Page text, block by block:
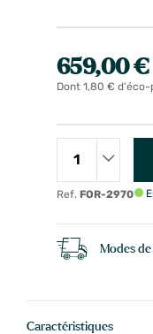
659,00 €
Dont 1,80 €
Ref. FOR-2970
Modes
Caractéristiques